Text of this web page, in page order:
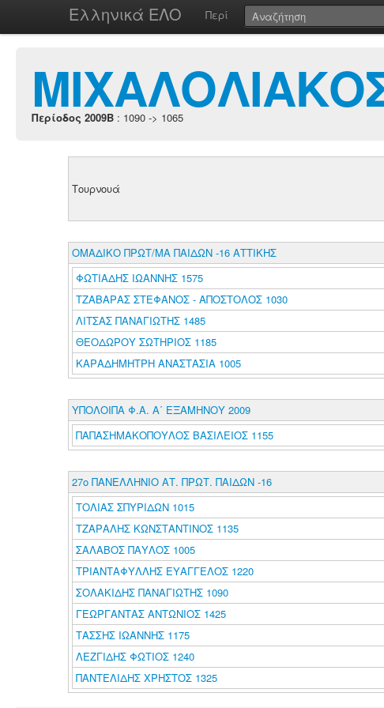
Ελληνικά ΕΛΟ Περί
Περίοδος 2009B : 1090 -> 1065
Τουρνουά
ΟΜΑΔΙΚΟ ΠΡΩΤ/ΜΑ ΠΑΙΔΩΝ -16 ΑΤΤΙΚΗΣ
ΦΩΤΙΑΔΗΣ ΙΩΑΝΝΗΣ 1575
ΤΖΑΒΑΡΑΣ ΣΤΕΦΑΝΟΣ - ΑΠΟΣΤΟΛΟΣ 1030
ΛΙΤΣΑΣ ΠΑΝΑΓΙΩΤΗΣ 1485
ΘΕΟΔΩΡΟΥ ΣΩΤΗΡΙΟΣ 1185
ΚΑΡΑΔΗΜΗΤΡΗ ΑΝΑΣΤΑΣΙΑ 1005
ΥΠΟΛΟΙΠΑ Φ.Α. Α΄ ΕΞΑΜΗΝΟΥ 2009
ΠΑΠΑΣΗΜΑΚΟΠΟΥΛΟΣ ΒΑΣΙΛΕΙΟΣ 1155
27ο ΠΑΝΕΛΛΗΝΙΟ ΑΤ. ΠΡΩΤ. ΠΑΙΔΩΝ -16
ΤΟΛΙΑΣ ΣΠΥΡΙΔΩΝ 1015
ΤΖΑΡΑΛΗΣ ΚΩΝΣΤΑΝΤΙΝΟΣ 1135
ΣΑΛΑΒΟΣ ΠΑΥΛΟΣ 1005
ΤΡΙΑΝΤΑΦΥΛΛΗΣ ΕΥΑΓΓΕΛΟΣ 1220
ΣΟΛΑΚΙΔΗΣ ΠΑΝΑΓΙΩΤΗΣ 1090
ΓΕΩΡΓΑΝΤΑΣ ΑΝΤΩΝΙΟΣ 1425
ΤΑΣΣΗΣ ΙΩΑΝΝΗΣ 1175
ΛΕΖΓΙΔΗΣ ΦΩΤΙΟΣ 1240
ΠΑΝΤΕΛΙΔΗΣ ΧΡΗΣΤΟΣ 1325